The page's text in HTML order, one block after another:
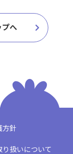
プへ
方針
扱いについて